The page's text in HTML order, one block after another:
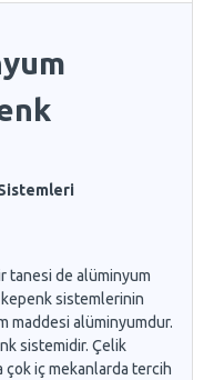
tanesi de alüminyum
sistemlerinin
maddesi alüminyumdur.
sistemidir. Çelik
çok iç mekanlarda tercih